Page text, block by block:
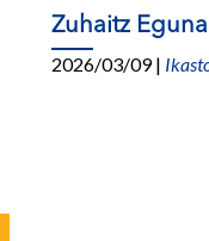
Zuhaitz
2026/03/09|